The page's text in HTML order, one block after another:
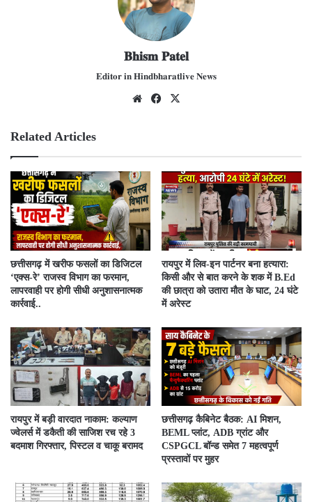
𝐁𝐡𝐢𝐬𝐦 𝐏𝐚𝐭𝐞𝐥
𝐄𝐝𝐢𝐭𝐨𝐫 𝐢𝐧 𝐇𝐢𝐧𝐝𝐛𝐡𝐚𝐫𝐚𝐭𝐥𝐢𝐯𝐞 𝐍𝐞𝐰𝐬
We
Fac
Related Articles
​छत्तीसगढ़ में खरीफ फसलों का डिजिटल
‘एक्स-रे’ राजस्व विभाग का फरमान,
लापरवाही पर होगी सीधी अनुशासनात्मक
कार्रवाई..
रायपुर में लिव-इन पार्टनर बना हत्यारा:
किसी और से बात करने के शक में B.Ed
की छात्रा को उतारा मौत के घाट, 24 घंटे
में अरेस्ट
रायपुर में बड़ी वारदात नाकाम: कल्याण
ज्वेलर्स में डकैती की साजिश रच रहे 3
बदमाश गिरफ्तार, पिस्टल व चाकू बरामद
छत्तीसगढ़ कैबिनेट बैठक: AI मिशन,
BEML प्लांट, ADB ग्रांट और
CSPGCL बॉन्ड समेत 7 महत्वपूर्ण
प्रस्तावों पर मुहर